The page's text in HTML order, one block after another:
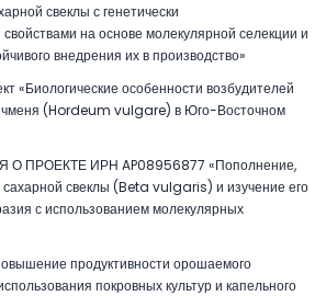
свеклы с генетически
на основе молекулярной селекции и
внедрения их в производство»
«Биологические особенности возбудителей
(Hordeum vulgare) в Юго-Восточном
ПРОЕКТЕ ИРН AP08956877 «Пополнение,
свеклы (Beta vulgaris) и изучение его
с использованием молекулярных
продуктивности орошаемого
покровных культур и капельного